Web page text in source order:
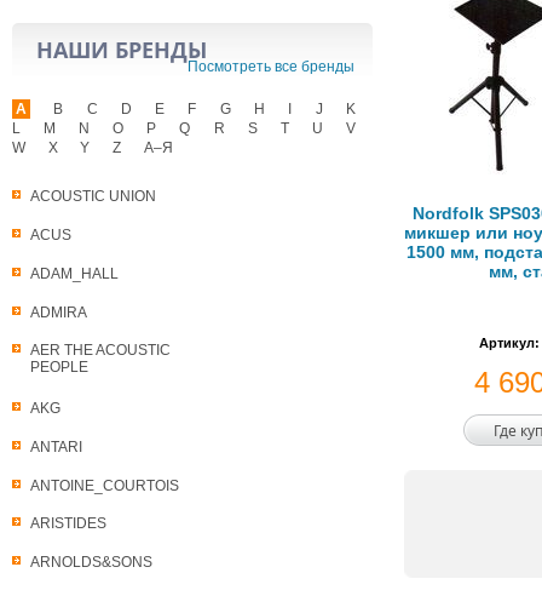
НАШИ БРЕНДЫ
Посмотреть все бренды
A
ACOUSTIC UNION
ACUS
ADAM_HALL
ADMIRA
AER THE ACOUSTIC
PEOPLE
AKG
ANTARI
ANTOINE_COURTOIS
ARISTIDES
ARNOLDS&SONS
B C D E F G H J
K
L
M N O P Q R S T U
V
W
X Y Z А–Я
Nordfolk
микшер или
1500 мм,
мм,
Артикул:
4
Где